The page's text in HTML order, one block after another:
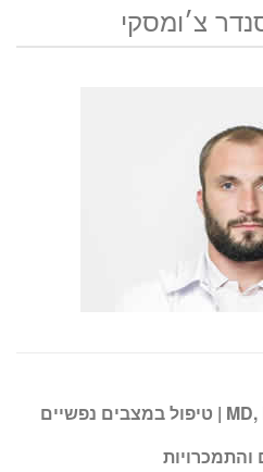
צ׳ומסקי
פסיכיאטר מומחה | MD, PhD | טיפול במצבים נפשיים
והתמכרויות